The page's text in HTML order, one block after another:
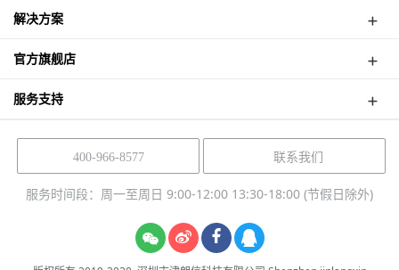
网络摄像机
无线CPE
吸顶式AP
智能网关
POE交换机
太阳能供电
解决方案
酒店无线覆盖案例
塔吊无线监控案例
乡镇无线监控案例
工业大楼无线监控
案例中心
官方旗舰店
津朗信天猫店
如何购买？
服务支持
热门问题
产品保修
软件下载
400-966-8577 联系我们
服务时间段：周一至周日 9:00-12:00 13:30-18:00 (节假日除外)